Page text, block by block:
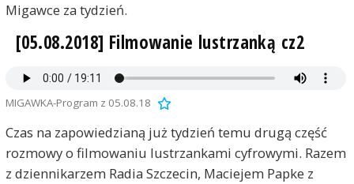
Migawce za tydzień.
[05.08.2018] Filmowanie lustrzanką cz2
MIGAWKA-Program z 05.08.18
Czas na zapowiedzianą już tydzień temu drugą część
rozmowy o filmowaniu lustrzankami cyfrowymi. Razem
z dziennikarzem Radia Szczecin, Maciejem Papke z